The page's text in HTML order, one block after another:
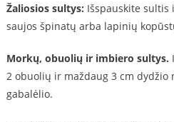
Žaliosios sultys: Išspauskite sultis
saujos špinatų arba lapinių
Morkų, obuolių ir imbiero sultys.
2 obuolių ir maždaug 3 cm
gabalėlio.